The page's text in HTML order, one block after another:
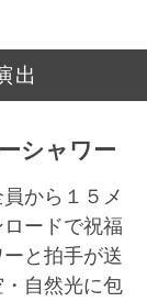
出
シャワー
から１５メ
ードで祝福
と拍手が送
自然光に包